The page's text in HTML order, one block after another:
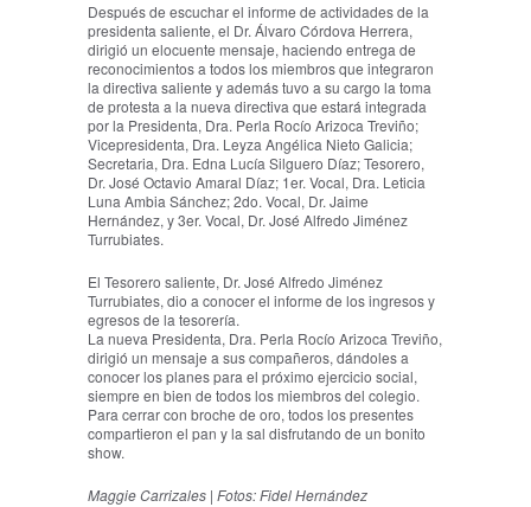
Después de escuchar el informe de actividades de la
presidenta saliente, el Dr. Álvaro Córdova Herrera,
dirigió un elocuente mensaje, haciendo entrega de
reconocimientos a todos los miembros que integraron
la directiva saliente y además tuvo a su cargo la toma
de protesta a la nueva directiva que estará integrada
por la Presidenta, Dra. Perla Rocío Arizoca Treviño;
Vicepresidenta, Dra. Leyza Angélica Nieto Galicia;
Secretaria, Dra. Edna Lucía Silguero Díaz; Tesorero,
Dr. José Octavio Amaral Díaz; 1er. Vocal, Dra. Leticia
Luna Ambia Sánchez; 2do. Vocal, Dr. Jaime
Hernández, y 3er. Vocal, Dr. José Alfredo Jiménez
Turrubiates.
El Tesorero saliente, Dr. José Alfredo Jiménez
Turrubiates, dio a conocer el informe de los ingresos y
egresos de la tesorería.
La nueva Presidenta, Dra. Perla Rocío Arizoca Treviño,
dirigió un mensaje a sus compañeros, dándoles a
conocer los planes para el próximo ejercicio social,
siempre en bien de todos los miembros del colegio.
Para cerrar con broche de oro, todos los presentes
compartieron el pan y la sal disfrutando de un bonito
show.
Maggie Carrizales | Fotos: Fidel Hernández